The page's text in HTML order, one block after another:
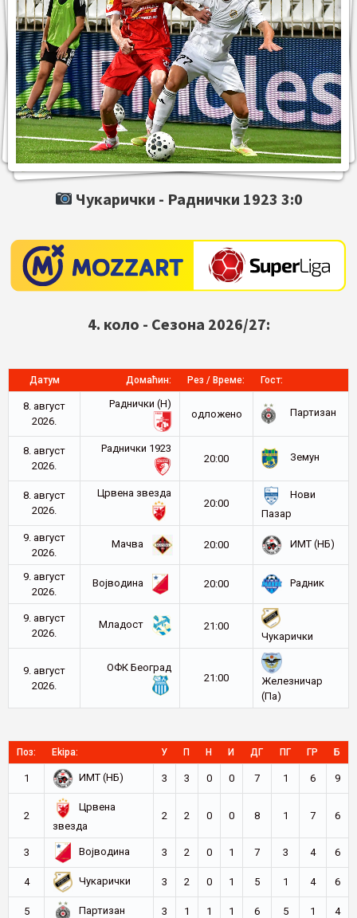
Чукарички - Раднички 1923 3:0
4. коло - Сезона 2026/27:
Датум Домаћин: Рез / Време: Гост:
8. август
2026.
Раднички (Н)
oдложено
Партизан
8. август
2026.
Раднички 1923
20:00
Земун
8. август
2026.
Црвена звезда
20:00
Нови
Пазар
9. август
2026.
Мачва 20:00 ИМТ (НБ)
9. август
2026.
Војводина 20:00 Радник
9. август
2026.
Младост
21:00
Чукарички
9. август
2026.
ОФК Београд
21:00
Железничар
(Па)
Поз: Ekipa: У П Н И ДГ ПГ ГР Б
1 ИМТ (НБ) 3 3 0 0 7 1 6 9
2
Црвена
звезда
2 2 0 0 8 1 7 6
3 Војводина 3 2 0 1 7 3 4 6
4 Чукарички 3 2 0 1 5 1 4 6
5 Партизан 3 1 1 1 6 5 1 4